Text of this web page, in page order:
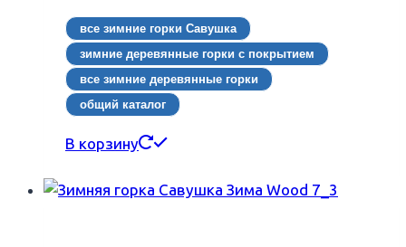
все зимние горки Савушка
зимние деревянные горки с покрытием
все зимние деревянные горки
общий каталог
В корзину